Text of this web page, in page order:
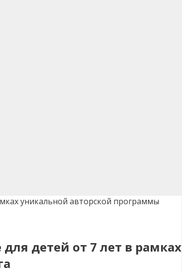
уникальной авторской программы
для детей от 7 лет в рамках